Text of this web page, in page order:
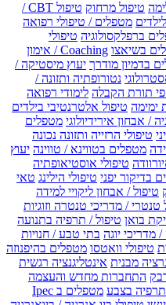
טיפול מרחוק
טיפול CBT /
מטפלים / טיפולי רפואה
ברפלקסולוגיה טיפולי
בשיאצו
Coaching / אימון
בדמיון מודרך יעוץ מיסטיקה /
נטורופתיה ותזונה /
תורת הקבלה לימודי רפואה
ימימה טיפול אלטרנטיבי בילדים
/ אבחון אירידיולוגי מטפלים
טיפולי הרזייה ותזונה נכונה
מטפלים בטווינא / טווינה יעוץ
טיפולי אוסטיאופתיה
בדיקור יפני טיפולי הילינג טאי
טיפול / אבחון ליקויי למידה
טנטרי / מדריכי טנטרה וזוגיות
בואן טיפול / תרפיה בתנועה
/ מדריכי יוגה בתי טבע / חנויות
טיפולי וואטסו מטפלים בהיפנוזה
מבנית אינטליגנציה רגשית
התחברות מחדש והעצמה
בצבע
מטפלים ב Ipec